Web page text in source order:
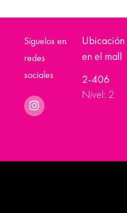
Síguelos en
redes
sociales
Ubicación
en el mall
2-406
Nivel: 2